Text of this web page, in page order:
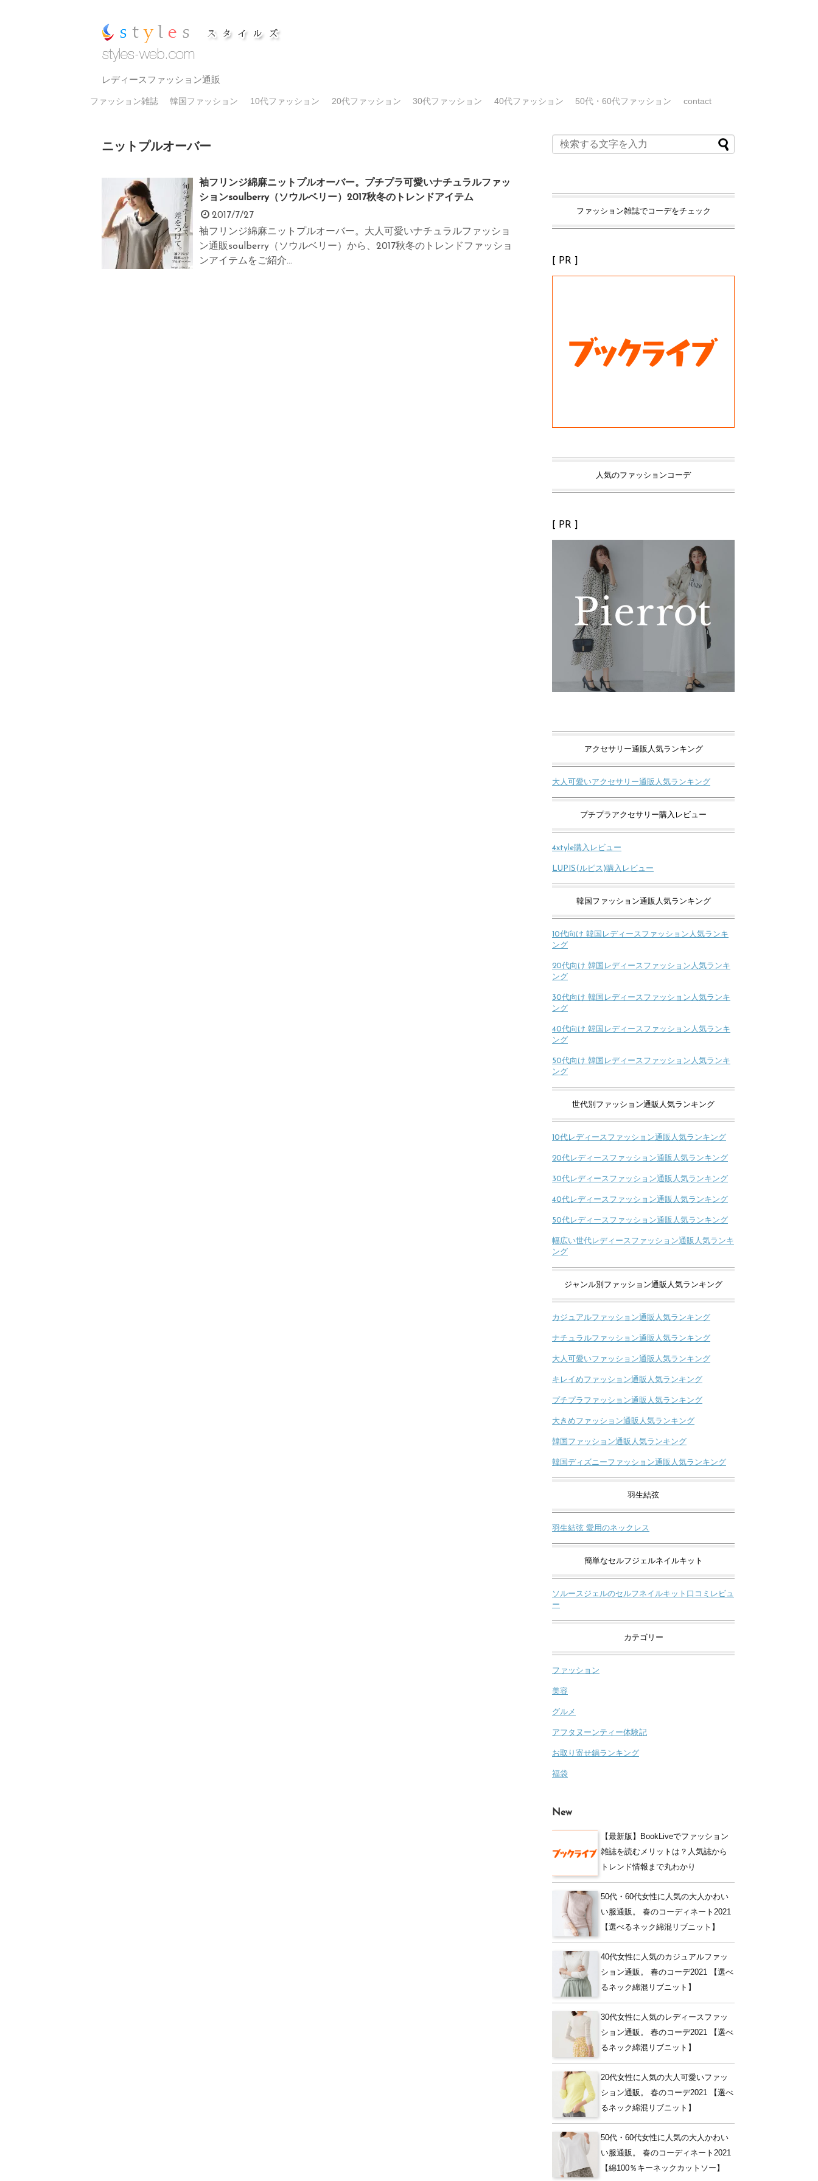
レディースファッション通販
ファッション雑誌 韓国ファッション 10代ファッション 20代ファッション 30代ファッション 40代ファッション 50代・60代ファッション contact
ニットプルオーバー
袖フリンジ綿麻ニットプルオーバー。プチプラ可愛いナチュラルファッ
ションsoulberry（ソウルベリー）2017秋冬のトレンドアイテム
2017/7/27
袖フリンジ綿麻ニットプルオーバー。大人可愛いナチュラルファッショ
ン通販soulberry（ソウルベリー）から、2017秋冬のトレンドファッショ
ンアイテムをご紹介...
ファッション雑誌でコーデをチェック
[ PR ]
人気のファッションコーデ
[ PR ]
アクセサリー通販人気ランキング
大人可愛いアクセサリー通販人気ランキング
プチプラアクセサリー購入レビュー
4xtyle購入レビュー
LUPIS(ルピス)購入レビュー
韓国ファッション通販人気ランキング
10代向け 韓国レディースファッション人気ランキ
ング
20代向け 韓国レディースファッション人気ランキ
ング
30代向け 韓国レディースファッション人気ランキ
ング
40代向け 韓国レディースファッション人気ランキ
ング
50代向け 韓国レディースファッション人気ランキ
ング
世代別ファッション通販人気ランキング
10代レディースファッション通販人気ランキング
20代レディースファッション通販人気ランキング
30代レディースファッション通販人気ランキング
40代レディースファッション通販人気ランキング
50代レディースファッション通販人気ランキング
幅広い世代レディースファッション通販人気ランキ
ング
ジャンル別ファッション通販人気ランキング
カジュアルファッション通販人気ランキング
ナチュラルファッション通販人気ランキング
大人可愛いファッション通販人気ランキング
キレイめファッション通販人気ランキング
プチプラファッション通販人気ランキング
大きめファッション通販人気ランキング
韓国ファッション通販人気ランキング
韓国ディズニーファッション通販人気ランキング
羽生結弦
羽生結弦 愛用のネックレス
簡単なセルフジェルネイルキット
ソルースジェルのセルフネイルキット口コミレビュ
ー
カテゴリー
ファッション
美容
グルメ
アフタヌーンティー体験記
お取り寄せ鍋ランキング
福袋
New
【最新版】BookLiveでファッション
雑誌を読むメリットは？人気誌から
トレンド情報まで丸わかり
50代・60代女性に人気の大人かわい
い服通販。 春のコーディネート2021
【選べるネック綿混リブニット】
40代女性に人気のカジュアルファッ
ション通販。 春のコーデ2021 【選べ
るネック綿混リブニット】
30代女性に人気のレディースファッ
ション通販。 春のコーデ2021 【選べ
るネック綿混リブニット】
20代女性に人気の大人可愛いファッ
ション通販。 春のコーデ2021 【選べ
るネック綿混リブニット】
50代・60代女性に人気の大人かわい
い服通販。 春のコーディネート2021
【綿100％キーネックカットソー】